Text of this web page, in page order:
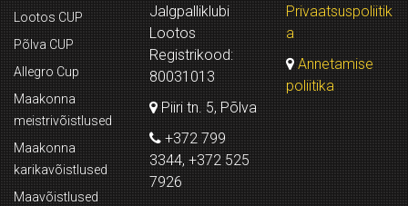
Lootos CUP
Põlva CUP
Allegro Cup
Maakonna
meistrivõistlused
Maakonna
karikavõistlused
Maavõistlused
Jalgpalliklubi
Lootos
Registrikood:
80031013
Piiri tn. 5, Põlva
+372 799
3344, +372 525
7926
Privaatsuspoliitik
a
Annetamise
poliitika